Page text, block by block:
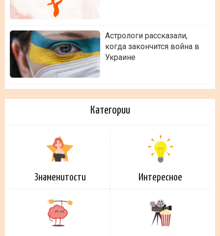
Астрологи рассказали,
когда закончится война в
Украине
Категории
Знаменитости Интересное